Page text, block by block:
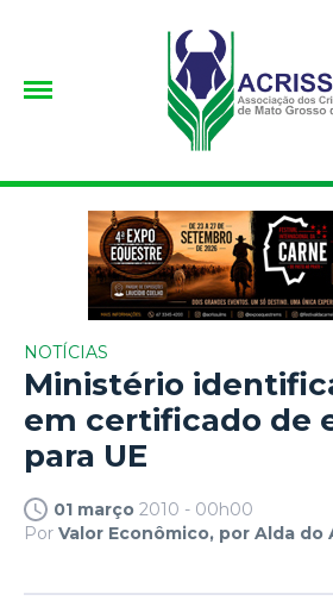
NOTÍCIAS
Ministério
em certificado de
para UE
01 março 2010 - 00h00
Por Valor Econômico, por Alda do